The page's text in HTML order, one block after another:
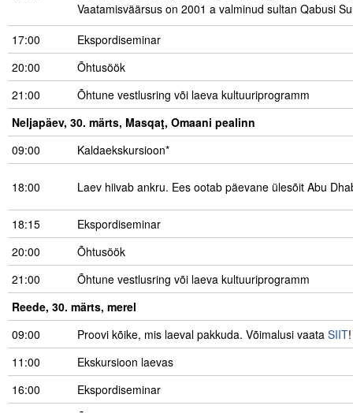
Vaatamisväärsus on 2001 a valminud sultan Qabusi
17:00
Ekspordiseminar
20:00
Õhtusöök
21:00
Õhtune vestlusring või laeva kultuuriprogramm
Neljapäev, 30. märts, Masqaţ, Omaani pealinn
09:00
Kaldaekskursioon*
18:00 Laev hiivab ankru. Ees ootab päevane ülesõit Abu
18:15
Ekspordiseminar
20:00
Õhtusöök
21:00
Õhtune vestlusring või laeva kultuuriprogramm
Reede, 30. märts, merel
09:00
Proovi kõike, mis laeval pakkuda. Võimalusi vaata SIIT!
11:00
Ekskursioon laevas
16:00
Ekspordiseminar